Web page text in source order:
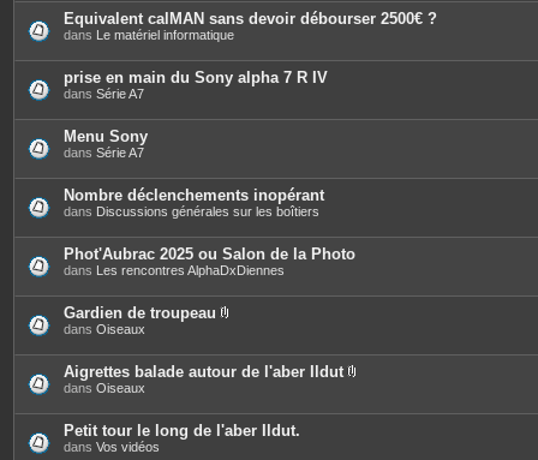
Equivalent calMAN sans devoir débourser 2500€ ?
dans Le matériel informatique
prise en main du Sony alpha 7 R IV
dans Série A7
Menu Sony
dans Série A7
Nombre déclenchements inopérant
dans Discussions générales sur les boîtiers
Phot'Aubrac 2025 ou Salon de la Photo
dans Les rencontres AlphaDxDiennes
Gardien de troupeau
è
c
j
o
i
dans Oiseaux
Aigrettes balade autour de l'aber Ildut
è
dans Oiseaux
Petit tour le long de l'aber Ildut.
dans Vos vidéos